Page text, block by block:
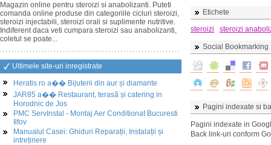
Magazin online pentru steroizi si anabolizanti. Puteti
comanda online produse din categoriile cicluri steroizi,
steroizi injectabili, steroizi orali si suplimente nutritive.
Indiferent daca veti cumpara steroizi sau anabolizanti,
coletul se poate...
Ultimele site-uri inregistrate
Heratis.ro a�� Bijuterii din aur și diamante
JAR85 a�� Restaurant, terasă și catering in
Horodnic de Jos
PMC ServInstal - Montaj Aer Conditionat Bucuresti
Ilfov
Manualul Casei: Ghiduri Reparații, Instalații și
intreținere
Etichete
steroizi
steroizi
Social Bookmarking
Pagini indexate si
Pagini indexate in
Back link-uri conform